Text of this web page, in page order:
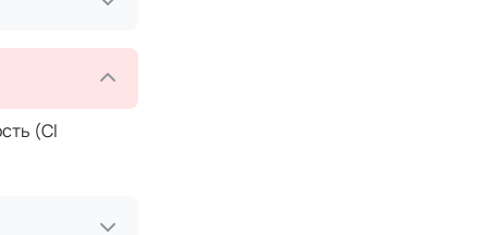
(Cl